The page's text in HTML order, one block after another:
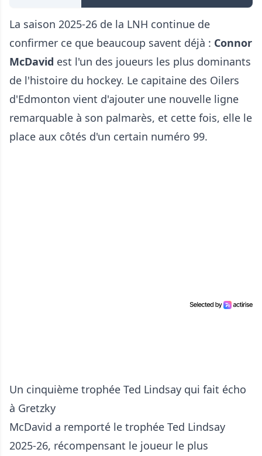
La saison 2025-26 de la LNH continue de
confirmer ce que beaucoup savent déjà : Connor
McDavid est l'un des joueurs les plus dominants
de l'histoire du hockey. Le capitaine des Oilers
d'Edmonton vient d'ajouter une nouvelle ligne
remarquable à son palmarès, et cette fois, elle le
place aux côtés d'un certain numéro 99.
Un cinquième trophée Ted Lindsay qui fait écho
à Gretzky
McDavid a remporté le trophée Ted Lindsay
2025-26, récompensant le joueur le plus